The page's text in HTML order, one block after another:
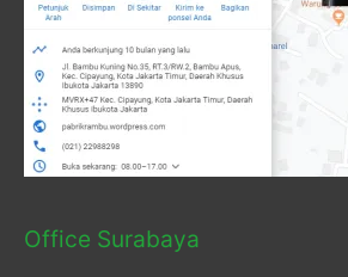
Office Surabaya